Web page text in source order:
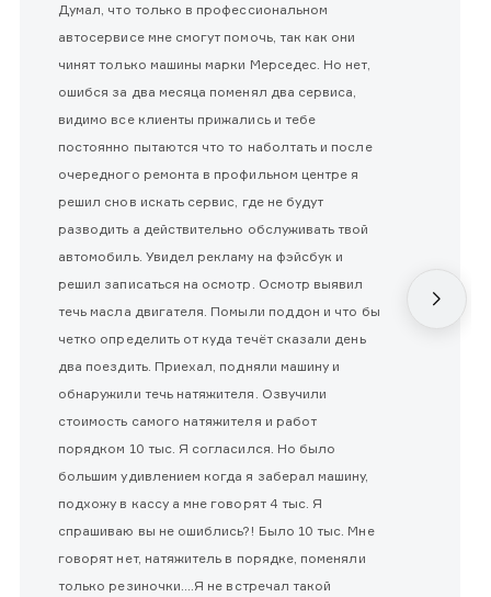
Думал, что только в профессиональном
автосервисе мне смогут помочь, так как они
чинят только машины марки Мерседес. Но нет,
ошибся за два месяца поменял два сервиса,
видимо все клиенты прижались и тебе
постоянно пытаются что то наболтать и после
очередного ремонта в профильном центре я
решил снов искать сервис, где не будут
разводить а действительно обслуживать твой
автомобиль. Увидел рекламу на фэйсбук и
решил записаться на осмотр. Осмотр выявил
течь масла двигателя. Помыли поддон и что бы
четко определить от куда течёт сказали день
два поездить. Приехал, подняли машину и
обнаружили течь натяжителя. Озвучили
стоимость самого натяжителя и работ
порядком 10 тыс. Я согласился. Но было
большим удивлением когда я заберал машину,
подхожу в кассу а мне говорят 4 тыс. Я
спрашиваю вы не ошиблись?! Было 10 тыс. Мне
говорят нет, натяжитель в порядке, поменяли
только резиночки....Я не встречал такой